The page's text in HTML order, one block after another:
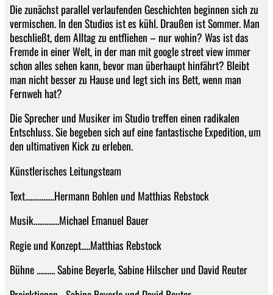
Die zunächst parallel verlaufenden Geschichten beginnen sich zu
vermischen. In den Studios ist es kühl. Draußen ist Sommer. Man
beschließt, dem Alltag zu entfliehen – nur wohin? Was ist das
Fremde in einer Welt, in der man mit google street view immer
schon alles sehen kann, bevor man überhaupt hinfährt? Bleibt
man nicht besser zu Hause und legt sich ins Bett, wenn man
Fernweh hat?
Die Sprecher und Musiker im Studio treffen einen radikalen
Entschluss. Sie begeben sich auf eine fantastische Expedition, um
den ultimativen Kick zu erleben.
Künstlerisches Leitungsteam
Text................Hermann Bohlen und Matthias Rebstock
Musik..............Michael Emanuel Bauer
Regie und Konzept.....Matthias Rebstock
Bühne .......... Sabine Beyerle, Sabine Hilscher und David Reuter